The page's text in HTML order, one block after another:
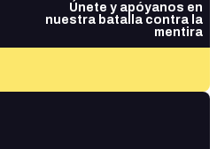
Únete y apóyanos en
nuestra batalla contra la
mentira